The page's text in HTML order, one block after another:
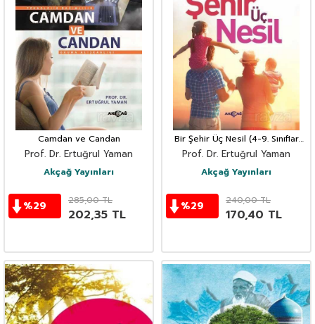
Camdan ve Candan
Prof. Dr. Ertuğrul Yaman
Akçağ Yayınları
%29 285,00TL
202,35 TL
Bir Şehir Üç Nesil (4-9. Sınıflar
İçin Değerler Eğitimiyle Uyumlu)
Prof. Dr. Ertuğrul Yaman
Akçağ Yayınları
%29 240,00TL
170,40 TL